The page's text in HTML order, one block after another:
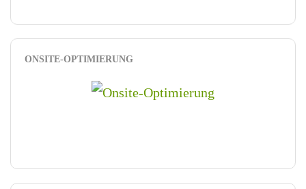
ONSITE-OPTIMIERUNG